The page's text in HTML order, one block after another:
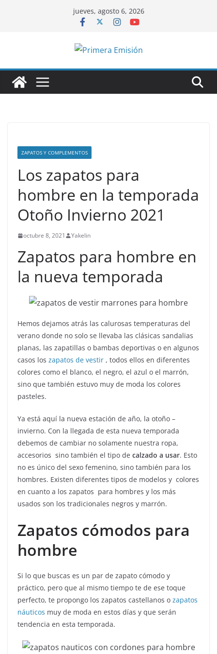
jueves, agosto 6, 2026
ZAPATOS Y COMPLEMENTOS
Los zapatos para
hombre en la temporada
Otoño Invierno 2021
octubre 8, 2021 Yakelin
Zapatos para hombre en
la nueva temporada
Hemos dejamos atrás las calurosas temperaturas del
verano donde no solo se llevaba las clásicas sandalias
planas, las zapatillas o bambas deportivas o en algunos
casos los zapatos de vestir , todos ellos en diferentes
colores como el blanco, el negro, el azul o el marrón,
sino que también estuvo muy de moda los colores
pasteles.
Ya está aquí la nueva estación de año, la otoño –
invierno. Con la llegada de esta nueva temporada
debemos de cambiar no solamente nuestra ropa,
accesorios sino también el tipo de calzado a usar. Esto
no es único del sexo femenino, sino también para los
hombres. Existen diferentes tipos de modelos y colores
en cuanto a los zapatos para hombres y los más
usados son los tradicionales negros y marrón.
Zapatos cómodos para
hombre
Si lo que buscas es un par de zapato cómodo y
práctico, pero que al mismo tiempo te de ese toque
perfecto, te propongo los zapatos castellanos o zapatos
náuticos muy de moda en estos días y que serán
tendencia en esta temporada.